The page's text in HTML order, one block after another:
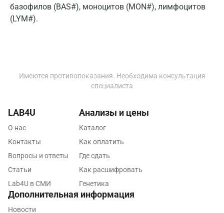
базофилов (BAS#), моноцитов (MON#), лимфоцитов
(LYM#).
Новороссийск
Оренбург
Орехово-Зуево
Павловский посад
Имеются противопоказания. Необходима консультация
специалиста
LAB4U
О нас
Контакты
Вопросы и ответы
Статьи
Lab4U в СМИ
Анализы и цены
Каталог
Как оплатить
Где сдать
Как расшифровать
Генетика
Дополнительная информация
Новости